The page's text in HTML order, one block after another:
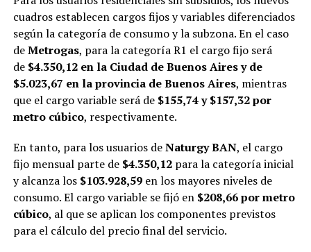
cuadros establecen cargos fijos y variables diferenciados
según la categoría de consumo y la subzona. En el caso
deMetrogas, para la categoría R1 el cargo fijo será
de $4.350,12 en la Ciudad de Buenos Aires y de
$5.023,67 en la provincia de Buenos Aires, mientras
que el cargo variable será de $155,74 y $157,32 por
metro cúbico, respectivamente.
En tanto, para los usuarios deNaturgy BAN, el cargo
fijo mensual parte de $4.350,12para la categoría inicial
y alcanza los $103.928,59en los mayores niveles de
consumo. El cargo variable se fijó en $208,66 por metro
cúbico, al que se aplican los componentes previstos
para el cálculo del precio final del servicio.